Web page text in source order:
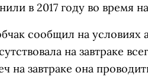
в 2017 году во время
сообщил на условиях
на завтраке
на завтраке она